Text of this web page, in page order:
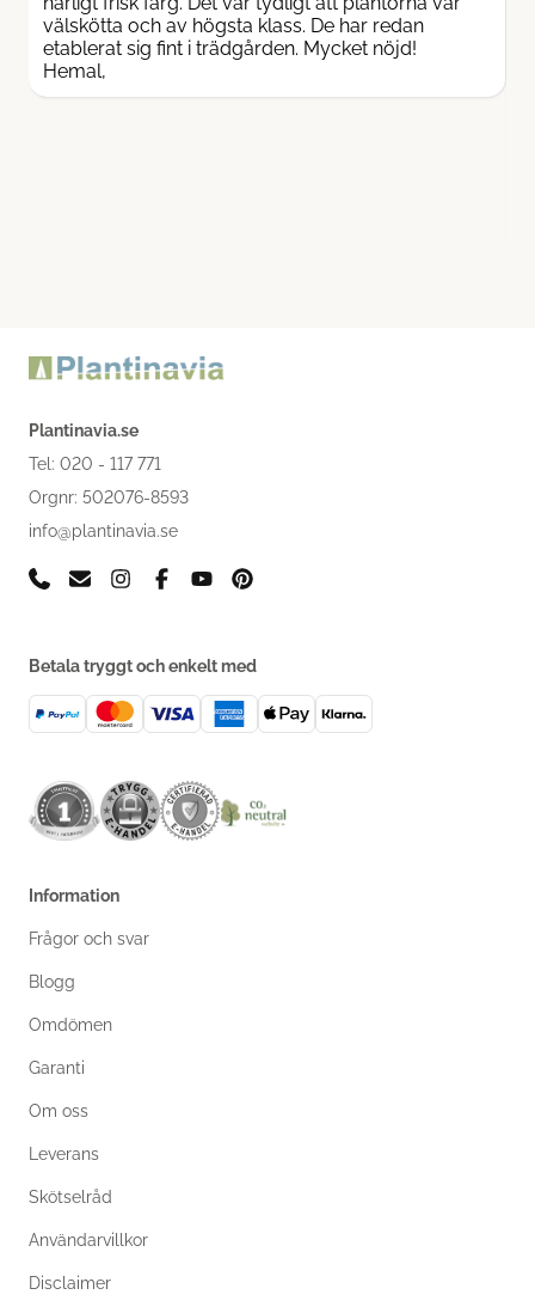
välskötta och av högsta klass. De har redan
etablerat sig fint i trädgården. Mycket nöjd!
Hemal,
Plantinavia.se
Tel: 020 - 117 771
Orgnr: 502076-8593
info@plantinavia.se
Betala tryggt och enkelt med
Information
Frågor och svar
Blogg
Omdömen
Garanti
Om oss
Leverans
Skötselråd
Användarvillkor
Disclaimer